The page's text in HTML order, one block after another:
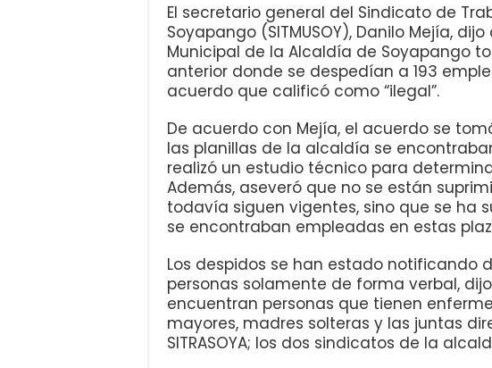
El secretario general del Sindicato de
Soyapango (SITMUSOY), Danilo Mejía,
Municipal de la Alcaldía de Soyapango
anterior donde se despedían a 193
acuerdo que calificó como “ilegal”.
De acuerdo con Mejía, el acuerdo se
las planillas de la alcaldía se
realizó un estudio técnico para
Además, aseveró que no se están
todavía siguen vigentes, sino que se ha
se encontraban empleadas en estas
Los despidos se han estado notificando
personas solamente de forma verbal,
encuentran personas que tienen
mayores, madres solteras y las juntas
SITRASOYA; los dos sindicatos de la